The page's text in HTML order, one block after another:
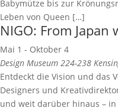
Babymütze bis zur
Leben von Queen […]
NIGO: From Japan
Mai 1 - Oktober 4
Design Museum 224-238
Entdeckt die Vision und das
Designers und
und weit darüber hinaus –